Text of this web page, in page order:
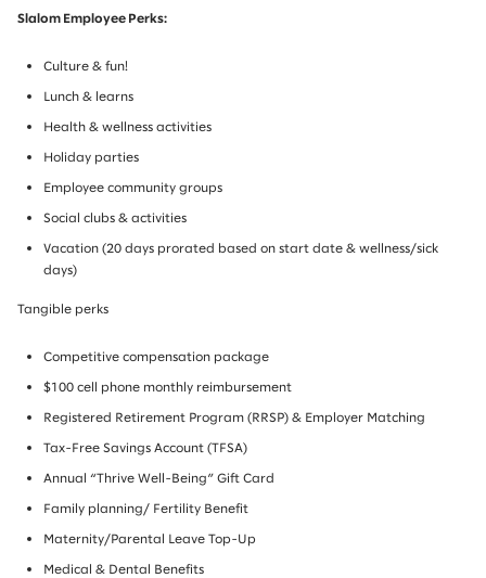
Slalom Employee Perks:
Culture & fun!
Lunch & learns
Health & wellness activities
Holiday parties
Employee community groups
Social clubs & activities
Vacation (20 days prorated based on start date & wellness/sick
days)
Tangible perks
Competitive compensation package
$100 cell phone monthly reimbursement
Registered Retirement Program (RRSP) & Employer Matching
Tax-Free Savings Account (TFSA)
Annual “Thrive Well-Being” Gift Card
Family planning/ Fertility Benefit
Maternity/Parental Leave Top-Up
Medical & Dental Benefits